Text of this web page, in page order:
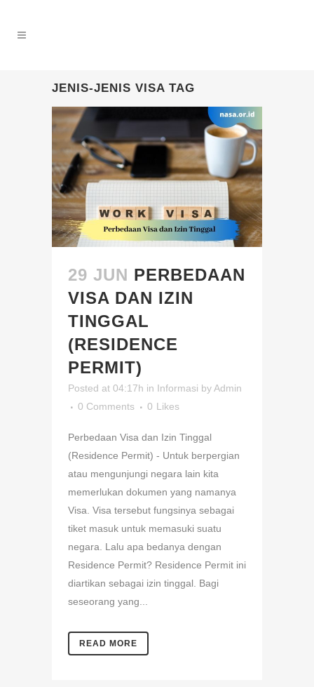
JENIS-JENIS VISA TAG
29 JUN PERBEDAAN
VISA DAN IZIN
TINGGAL
(RESIDENCE
PERMIT)
Posted at 04:17h in Informasi byAdmin
0 Comments
0 Likes
Perbedaan Visa dan Izin Tinggal
(Residence Permit) - Untuk berpergian
atau mengunjungi negara lain kita
memerlukan dokumen yang namanya
Visa. Visa tersebut fungsinya sebagai
tiket masuk untuk memasuki suatu
negara. Lalu apa bedanya dengan
Residence Permit? Residence Permit ini
diartikan sebagai izin tinggal. Bagi
seseorang yang...
READ MORE